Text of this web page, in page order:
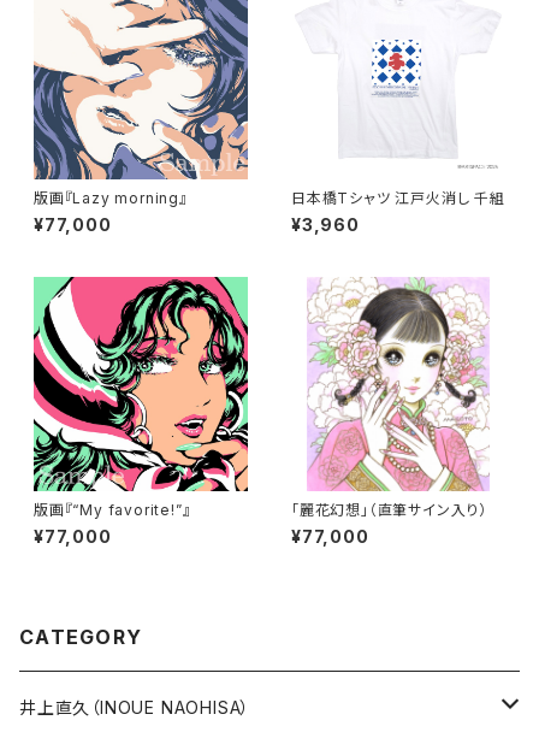
版画『Lazy morning』
¥77,000
日本橋Tシャツ 江戸火消し 千組
¥3,960
版画『“My favorite!”』
¥77,000
「麗花幻想」（直筆サイン入り）
¥77,000
CATEGORY
井上直久（INOUE NAOHISA）